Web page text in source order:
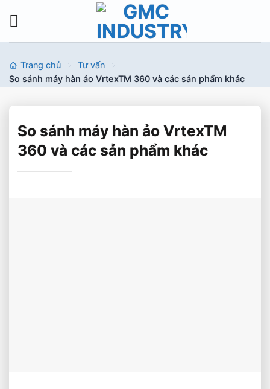
qua
nội
Trang chủ
Tư vấn
So sánh máy hàn ảo VrtexTM 360 và các sản phẩm khác
So sánh máy hàn ảo VrtexTM
360 và các sản phẩm khác